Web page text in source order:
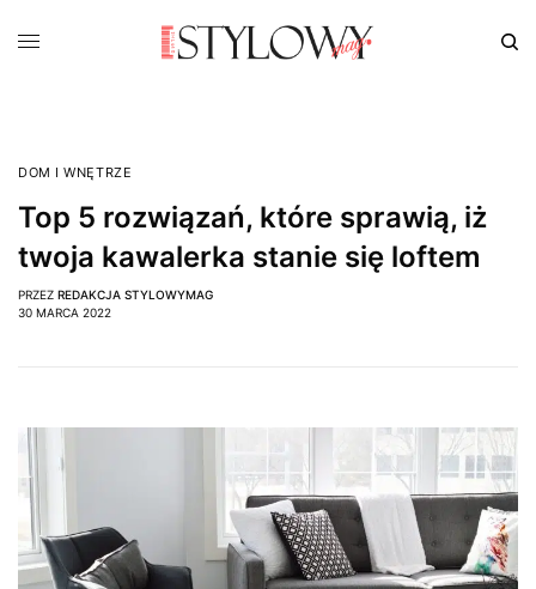
DOM I WNĘTRZE
Top 5 rozwiązań, które sprawią, iż
twoja kawalerka stanie się loftem
PRZEZ REDAKCJA STYLOWYMAG
30 MARCA 2022